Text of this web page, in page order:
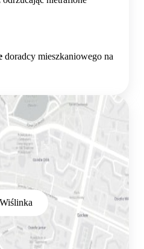
doradcy mieszkaniowego na
Wiślinka